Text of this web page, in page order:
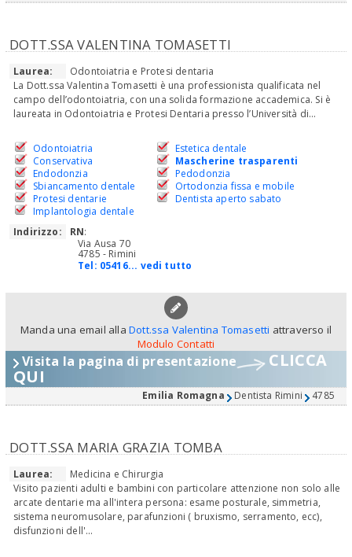
DOTT.SSA VALENTINA TOMASETTI
Laurea:
Odontoiatria e Protesi dentaria
La Dott.ssa Valentina Tomasetti è una professionista qualificata nel
campo dell’odontoiatria, con una solida formazione accademica. Si è
laureata in Odontoiatria e Protesi Dentaria presso l’Università di...
Odontoiatria
Conservativa
Endodonzia
Sbiancamento dentale
Protesi dentarie
Implantologia dentale
Estetica dentale
Mascherine trasparenti
Pedodonzia
Ortodonzia fissa e mobile
Dentista aperto sabato
Indirizzo: RN:
Via Ausa 70
4785 - Rimini
Tel: 05416... vedi tutto
Manda una email alla Dott.ssa Valentina Tomasetti attraverso il
Modulo Contatti
Visita la pagina di presentazione CLICCA
QUI
Emilia Romagna Dentista Rimini 4785
DOTT.SSA MARIA GRAZIA TOMBA
Laurea:
Medicina e Chirurgia
Visito pazienti adulti e bambini con particolare attenzione non solo alle
arcate dentarie ma all'intera persona: esame posturale, simmetria,
sistema neuromusolare, parafunzioni ( bruxismo, serramento, ecc),
disfunzioni dell'...